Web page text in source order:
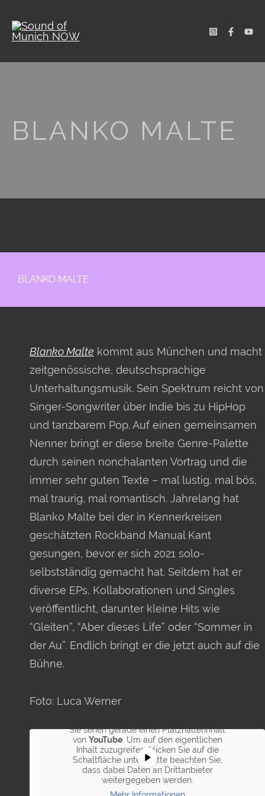
BLANKO MALTE
BLANKO MALTE
Blanko Malte kommt aus München und macht
zeitgenössische, deutschsprachige
Unterhaltungsmusik. Sein Spektrum reicht von
Singer-Songwriter über Indie bis zu HipHop
und tanzbarem Pop. Auf einen gemeinsamen
Nenner bringt er diese breite Genre-Palette
durch seinen nonchalanten Vortrag und die
immer sehr guten Texte – mal lustig, mal bös,
mal traurig, mal romantisch. Jahrelang hat
Blanko Malte bei der in Kennerkreisen
geschätzten Rockband Manual Kant
gesungen, bevor er sich 2021 solo-
selbstständig gemacht hat. Seitdem hat er
diverse EPs, Kollaborationen und Singles
veröffentlicht, darunter kleine Hits wie
“Gleiten”, “Aber dieses Life” oder “Sommer in
der Au”. Endlich bringt er die jetzt auch auf die
Bühne.
Foto: Luca Werner
Sie sehen gerade einen Platzhalterinhalt
von YouTube. Um auf den eigentlichen
Inhalt zuzugreifen, klicken Sie auf die
Schaltfläche unten. Bitte beachten Sie,
dass dabei Daten an Drittanbieter
weitergegeben werden.